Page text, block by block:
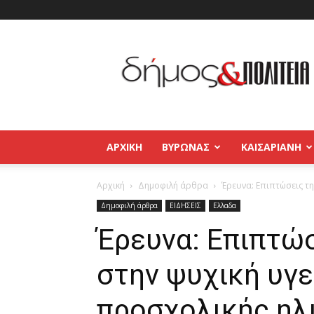
και
Πολιτεία
Βύρωνας
–
Παγκράτι
ΑΡΧΙΚΉ ΒΥΡΩΝΑΣ ΚΑΙΣΑΡΙΑΝΗ
Αρχική Δημοφιλή άρθρα Έρευνα: Επιπτώσεις
Δημοφιλή άρθρα ΕΙΔΗΣΕΙΣ Ελλαδα
Έρευνα:
στην ψυχική